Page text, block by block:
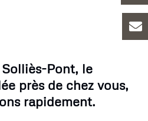
Pont, le
près de chez vous,
rapidement.